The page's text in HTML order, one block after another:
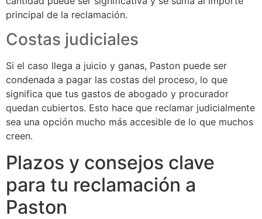
principal de la reclamación.
Costas judiciales
Si el caso llega a juicio y ganas, Paston puede ser
condenada a pagar las costas del proceso, lo que
significa que tus gastos de abogado y procurador
quedan cubiertos. Esto hace que reclamar judicialmente
sea una opción mucho más accesible de lo que muchos
creen.
Plazos y consejos clave
para tu reclamación a
Paston